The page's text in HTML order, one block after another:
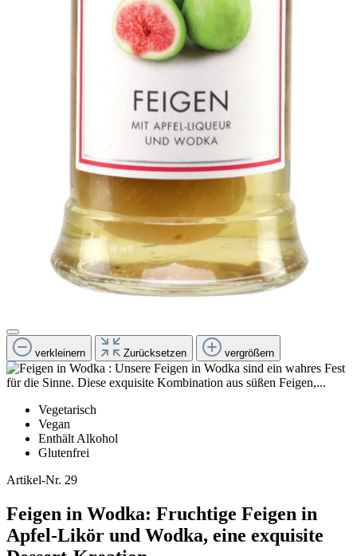
verkleinern Zurücksetzen vergrößern
Vegetarisch
Vegan
Enthält Alkohol
Glutenfrei
Artikel-Nr. 29
Feigen in Wodka: Fruchtige Feigen in
Apfel-Likör und Wodka, eine exquisite